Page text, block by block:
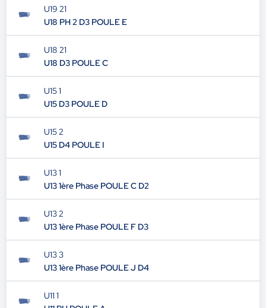
U19 21
U18 PH 2 D3 POULE E
U18 21
U18 D3 POULE C
U15 1
U15 D3 POULE D
U15 2
U15 D4 POULE I
U13 1
U13 1ère Phase POULE C D2
U13 2
U13 1ère Phase POULE F D3
U13 3
U13 1ère Phase POULE J D4
U11 1